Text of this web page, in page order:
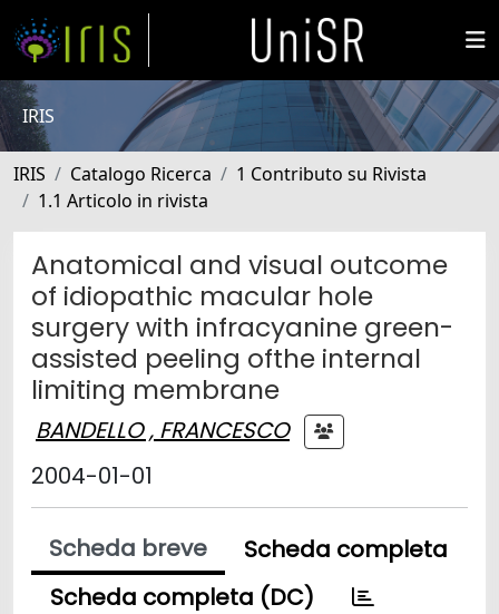
IRIS
IRIS Catalogo Ricerca
1 Contributo su Rivista
1.1 Articolo in rivista
Anatomical and visual outcome
of idiopathic macular hole
surgery with infracyanine green-
assisted peeling ofthe internal
limiting membrane
BANDELLO , FRANCESCO
2004-01-01
Scheda breve
Scheda completa
Scheda completa (DC)